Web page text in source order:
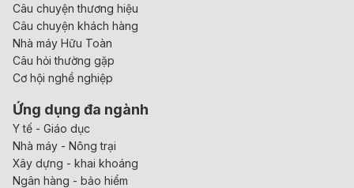
Câu chuyện thương hiệu
Câu chuyện khách hàng
Nhà máy Hữu Toàn
Câu hỏi thường gặp
Cơ hội nghề nghiệp
Ứng dụng đa ngành
Y tế - Giáo dục
Nhà máy - Nông trại
Xây dựng - khai khoáng
Ngân hàng - bảo hiểm